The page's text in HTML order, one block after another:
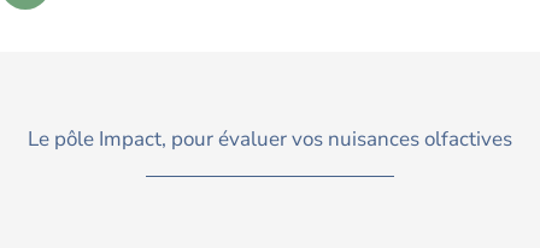
Le pôle Impact, pour évaluer vos nuisances olfactives